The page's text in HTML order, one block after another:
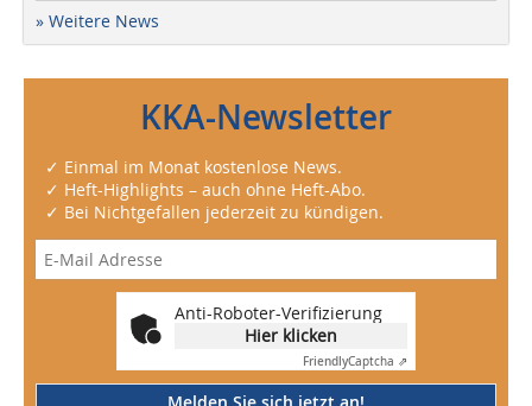
» Weitere News
KKA-Newsletter
✓ Einmal im Monat kostenlose News.
✓ Heft-Highlights – auch ohne Heft-Abo.
✓ Bei Nichtgefallen jederzeit zu kündigen.
Anti-Roboter-Verifizierung
Hier klicken
FriendlyCaptcha ⇗